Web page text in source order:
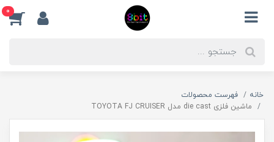
0
خانه
فهرست محصولات
ماشین فلزی die cast مدل TOYOTA FJ CRUISER